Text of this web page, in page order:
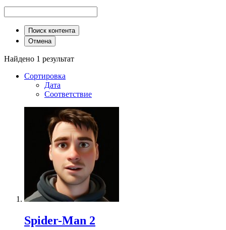
Поиск контента
Отмена
Найдено 1 результат
Сортировка
Дата
Соответствие
Spider-Man 2